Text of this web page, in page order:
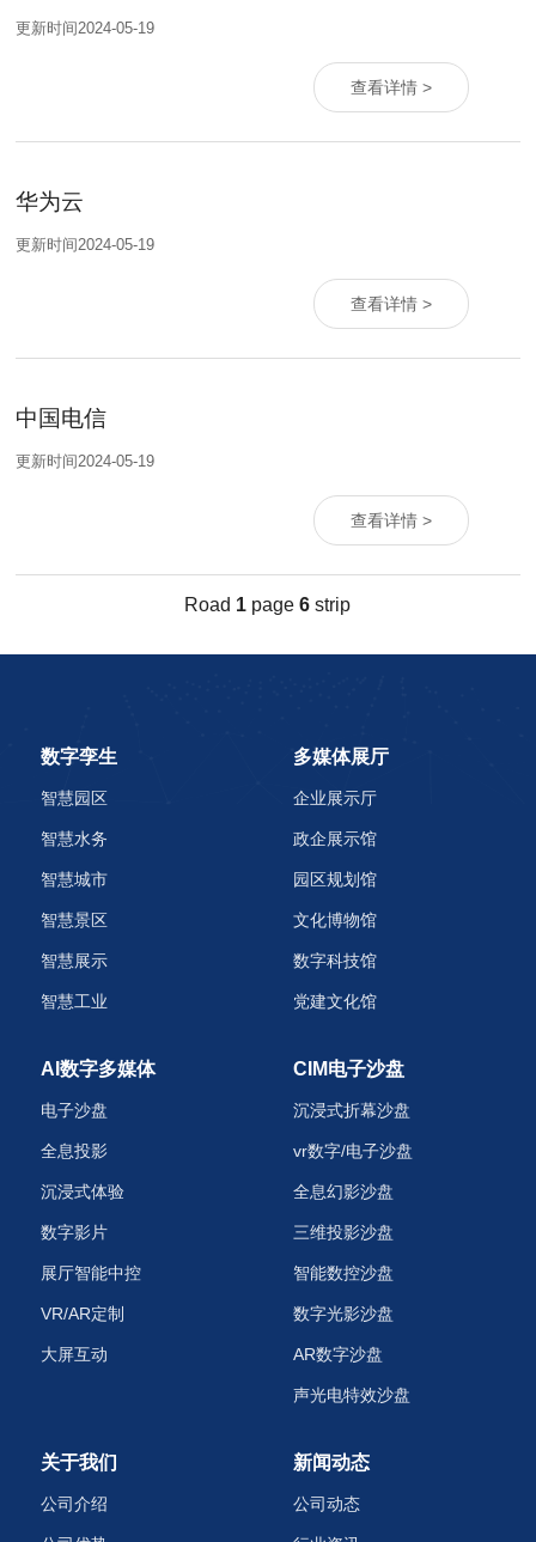
更新时间2024-05-19
查看详情 >
华为云
更新时间2024-05-19
查看详情 >
中国电信
更新时间2024-05-19
查看详情 >
Road 1 page6 strip
数字孪生
智慧园区
智慧水务
智慧城市
智慧景区
智慧展示
智慧工业
多媒体展厅
企业展示厅
政企展示馆
园区规划馆
文化博物馆
数字科技馆
党建文化馆
AI数字多媒体
电子沙盘
全息投影
沉浸式体验
数字影片
展厅智能中控
VR/AR定制
大屏互动
CIM电子沙盘
沉浸式折幕沙盘
vr数字/电子沙盘
全息幻影沙盘
三维投影沙盘
智能数控沙盘
数字光影沙盘
AR数字沙盘
声光电特效沙盘‌
关于我们
公司介绍
新闻动态
公司动态